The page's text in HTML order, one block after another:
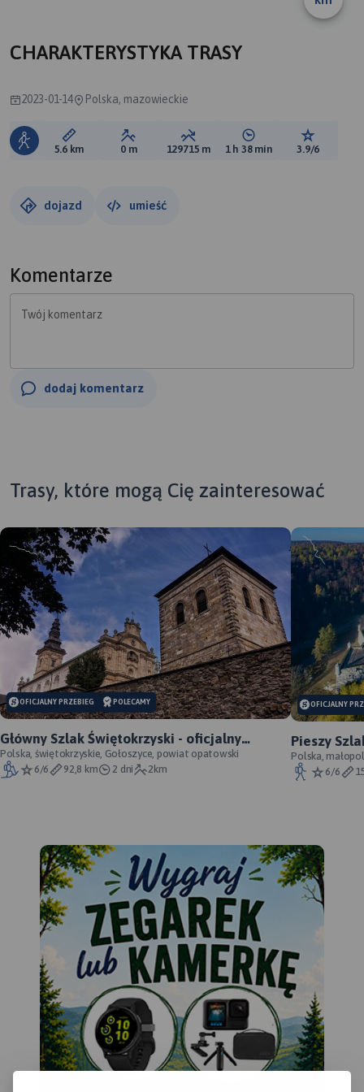
CHARAKTERYSTYKA TRASY
2023-01-14 Polska, mazowieckie
Długość trasy:
5.6 km Suma przewyższeń:
0 m Suma spadków:
129715 m Średni czas potrzebny
1 h 38 min Ocena
3.9/6
dojazd umieść
Komentarze
Twój komentarz
dodaj komentarz
Trasy, które mogą Cię zainteresować
OFICJALNY PRZEBIEG POLECAMY
Główny Szlak Świętokrzyski - oficjalny
przebieg
Polska, świętokrzyskie, Gołoszyce, powiat opatowski
6/6
92,8 km 2 dni 2km
OFICJALNY
Pieszy
przebieg
Polska,
Morsko;6/6